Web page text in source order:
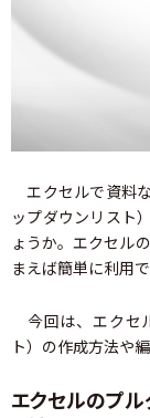
エクセルで資料
ップダウンリスト
ょうか。エクセル
まえば簡単に利用で
今回は、エクセ
ト）の作成方法や
エクセルのプル